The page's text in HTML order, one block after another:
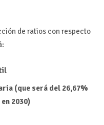
de ratios con respecto
(que será del 26,67%
2030)